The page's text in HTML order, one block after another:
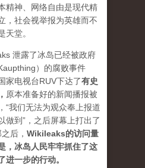
精神、网络自由是现代精
，社会视举报为英雄而不
天堂。
泄露了冰岛已经被政府
）的腐败事件
家电视台RUV下达了有史
， 原本准备好的新闻播报被
“我们无法为观众奉上报道
做到”，之后屏幕上打出了
后， Wikileaks的访问量
，冰岛人民牢牢抓住了这
进一步的行动。